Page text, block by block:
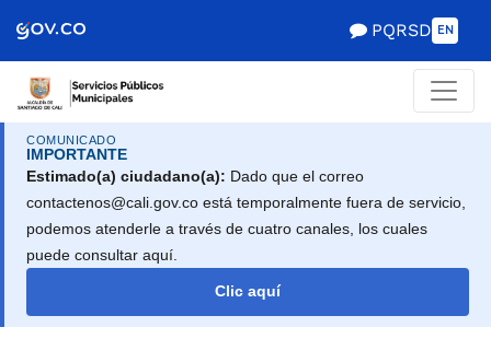
de Gobierno
PQRSD EN
COMUNICADO
IMPORTANTE
Estimado(a) ciudadano(a): Dado que el correo
contactenos@cali.gov.co está temporalmente fuera de servicio,
podemos atenderle a través de cuatro canales, los cuales
puede consultar aquí.
Clic aquí